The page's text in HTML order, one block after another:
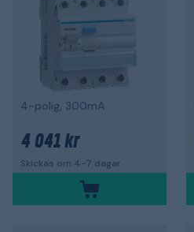
4-polig, 300mA
4 041 kr
Skickas om 4-7 dagar